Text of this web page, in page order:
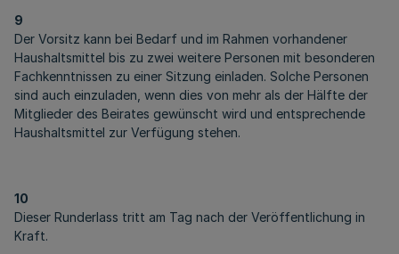
9
Der Vorsitz kann bei Bedarf und im Rahmen vorhandener
Haushaltsmittel bis zu zwei weitere Personen mit besonderen
Fachkenntnissen zu einer Sitzung einladen. Solche Personen
sind auch einzuladen, wenn dies von mehr als der Hälfte der
Mitglieder des Beirates gewünscht wird und entsprechende
Haushaltsmittel zur Verfügung stehen.
10
Dieser Runderlass tritt am Tag nach der Veröffentlichung in
Kraft.